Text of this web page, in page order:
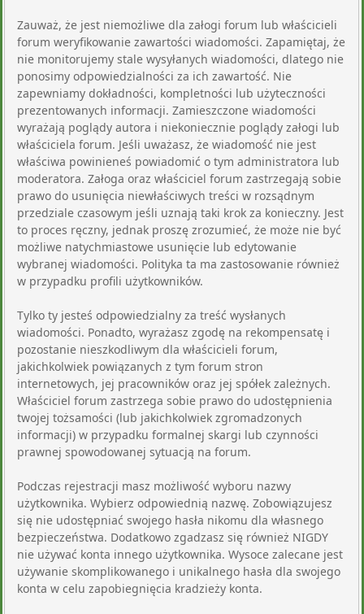
Zauważ, że jest niemożliwe dla załogi forum lub właścicieli
forum weryfikowanie zawartości wiadomości. Zapamiętaj, że
nie monitorujemy stale wysyłanych wiadomości, dlatego nie
ponosimy odpowiedzialności za ich zawartość. Nie
zapewniamy dokładności, kompletności lub użyteczności
prezentowanych informacji. Zamieszczone wiadomości
wyrażają poglądy autora i niekoniecznie poglądy załogi lub
właściciela forum. Jeśli uważasz, że wiadomość nie jest
właściwa powinieneś powiadomić o tym administratora lub
moderatora. Załoga oraz właściciel forum zastrzegają sobie
prawo do usunięcia niewłaściwych treści w rozsądnym
przedziale czasowym jeśli uznają taki krok za konieczny. Jest
to proces ręczny, jednak proszę zrozumieć, że może nie być
możliwe natychmiastowe usunięcie lub edytowanie
wybranej wiadomości. Polityka ta ma zastosowanie również
w przypadku profili użytkowników.
Tylko ty jesteś odpowiedzialny za treść wysłanych
wiadomości. Ponadto, wyrażasz zgodę na rekompensatę i
pozostanie nieszkodliwym dla właścicieli forum,
jakichkolwiek powiązanych z tym forum stron
internetowych, jej pracowników oraz jej spółek zależnych.
Właściciel forum zastrzega sobie prawo do udostępnienia
twojej tożsamości (lub jakichkolwiek zgromadzonych
informacji) w przypadku formalnej skargi lub czynności
prawnej spowodowanej sytuacją na forum.
Podczas rejestracji masz możliwość wyboru nazwy
użytkownika. Wybierz odpowiednią nazwę. Zobowiązujesz
się nie udostępniać swojego hasła nikomu dla własnego
bezpieczeństwa. Dodatkowo zgadzasz się również NIGDY
nie używać konta innego użytkownika. Wysoce zalecane jest
używanie skomplikowanego i unikalnego hasła dla swojego
konta w celu zapobiegnięcia kradzieży konta.